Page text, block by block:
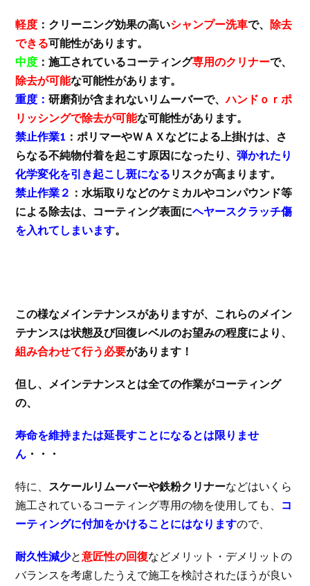
軽度 ：クリーニング効果の高いシャンプー洗車で、 除去
できる可能性があります。
中度 ：施工されているコーティング専用のクリナーで、
除去が可能な可能性があります。
重度：研磨剤が含まれないリムーバーで、ハンドｏｒポ
リッシングで除去が可能な可能性があります。
禁止作業1 ：ポリマーやＷＡＸなどによる上掛けは、さ
らなる不純物付着を起こす原因になったり、弾かれたり
化学変化を引き起こし斑になる リスクが高まります。
禁止作業２ ：水垢取りなどのケミカルやコンパウンド等
による除去は、コーティング表面にヘヤースクラッチ傷
を入れてしまいます。
この様なメインテナンスがありますが、これらのメイン
テナンスは状態及び回復レベルのお望みの程度により、
組み合わせて行う必要があります！
但し、メインテナンスとは全ての作業がコーティング
の、
寿命を維持または延長すことになるとは限りませ
ん ・・・
特に、 スケールリムーバーや鉄粉クリナーなどはいくら
施工されているコーティング専用の物を使用しても、 コ
ーティングに付加をかけることにはなりますので、
耐久性減少と意匠性の回復などメリット・デメリットの
バランスを考慮したうえで施工を検討されたほうが良い